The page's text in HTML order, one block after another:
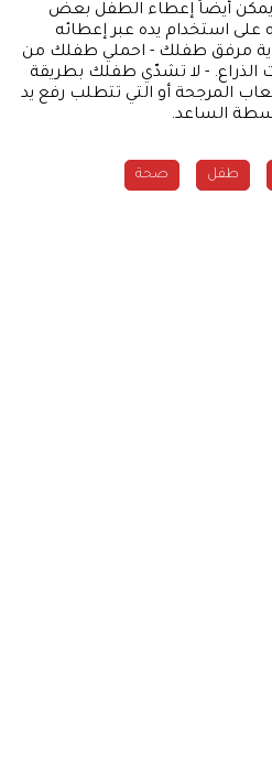
يمكن أيضاً إعطاء الطفل بعض
استخدام يده عبر إعطائه
مرفق طفلك - احملي طفلك من
- لا تشدّي طفلك بطريقة
المرجحة أو التي تتطلب رفع يد
الساعد.
طفل صحة